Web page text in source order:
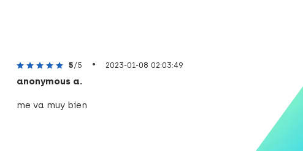
5/5 • 2023-01-08 02:03:49
anonymous a.
me va muy bien